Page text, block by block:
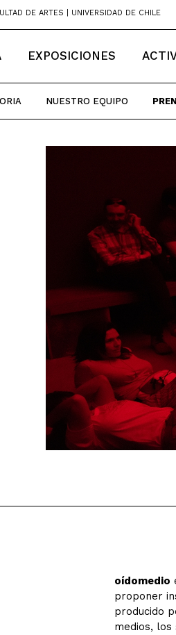
DE ARTES | UNIVERSIDAD DE CHILE
EXPOSICIONES
NUESTRO EQUIPO
oídomedio
proponer
producido
medios,